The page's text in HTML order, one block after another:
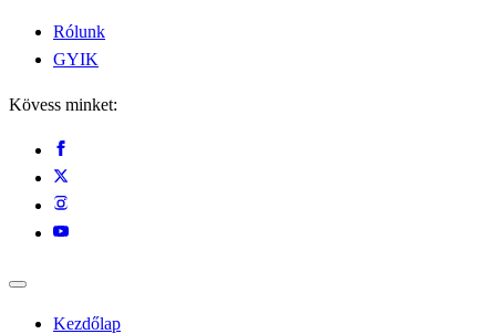
Rólunk
GYIK
Kövess minket:
Kezdőlap